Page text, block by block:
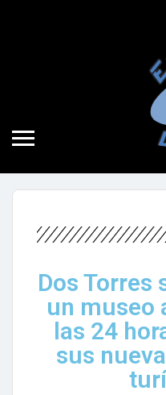
13
Dos Torres
un museo
las 24
sus